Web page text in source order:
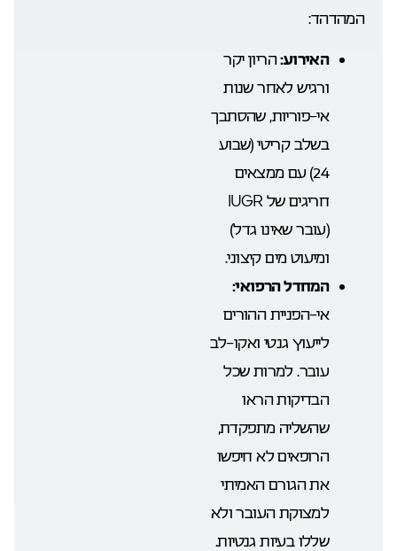
המהדהד:
האירוע:הריון יקר
ורגיש לאחר שנות
אי-פוריות, שהסתבך
בשלב קריטי (שבוע
24) עם ממצאים
חריגים של IUGR
(עובר שאינו גדל)
ומיעוט מים קיצוני.
המחדל הרפואי:
אי-הפניית ההורים
לייעוץ גנטי ואקו-לב
עובר. למרות שכל
הבדיקות הראו
שהשליה מתפקדת,
הרופאים לא חיפשו
את הגורם האמיתי
למצוקת העובר ולא
שללו בעיות גנטיות.